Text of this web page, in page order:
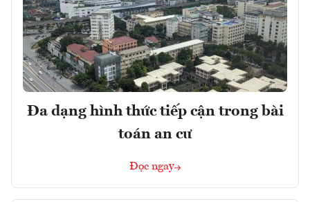
Đa dạng hình thức tiếp cận trong bài
toán an cư
Đọc ngay